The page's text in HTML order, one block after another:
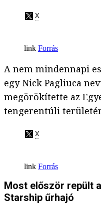
Forrás
A nem mindennapi
egy Nick Pagliuca
megörökítette az
tengerentúli
Forrás
Most először repült
Starship űrhajó